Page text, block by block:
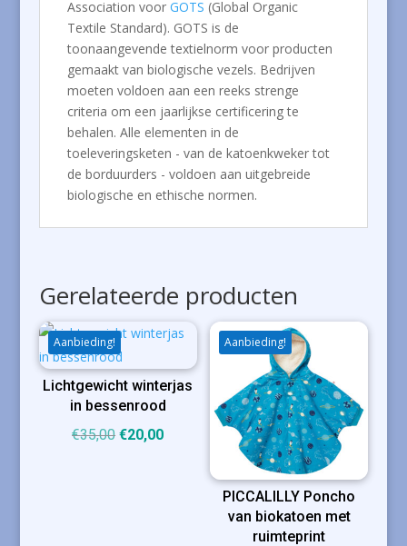
Association voor GOTS (Global Organic
Textile Standard). GOTS is de
toonaangevende textielnorm voor producten
gemaakt van biologische vezels. Bedrijven
moeten voldoen aan een reeks strenge
criteria om een ​​jaarlijkse certificering te
behalen. Alle elementen in de
toeleveringsketen - van de katoenkweker tot
de borduurders - voldoen aan uitgebreide
biologische en ethische normen.
Gerelateerde producten
Aanbieding!
Lichtgewicht winterjas
in bessenrood
€35,00 Oorspronkelijke
€20,00Huidige
Aanbieding!
PICCALILLY Poncho
van biokatoen met
ruimteprint